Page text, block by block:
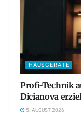
HAUSGERÄTE
Profi-Technik
Dicianova
5. AUGUST 2026